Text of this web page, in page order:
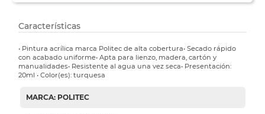
Características
• Pintura acrílica marca Politec de alta cobertura• Secado rápido
con acabado uniforme• Apta para lienzo, madera, cartón y
manualidades• Resistente al agua una vez seca• Presentación:
20ml • Color(es): turquesa
MARCA: POLITEC